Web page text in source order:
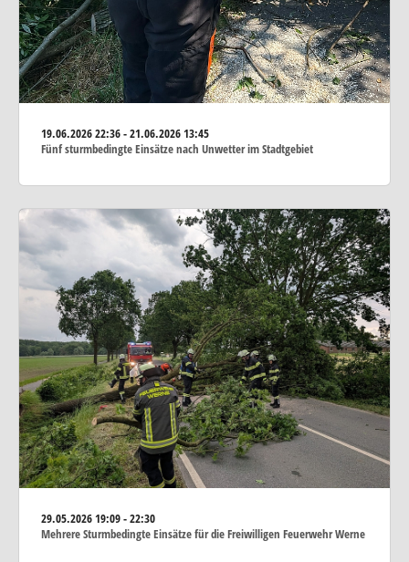
19.06.202622:36 - 21.06.2026 13:45
Fünf sturmbedingte Einsätze nach Unwetter im Stadtgebiet
29.05.202619:09 - 22:30
Mehrere Sturmbedingte Einsätze für die Freiwilligen Feuerwehr Werne